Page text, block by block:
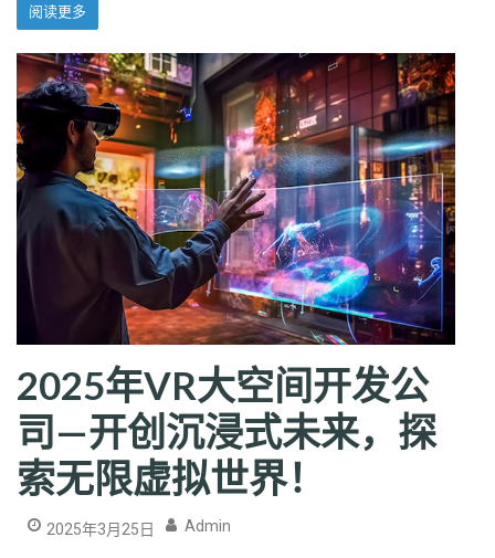
阅读更多
2025年VR大空间开发公
司—开创沉浸式未来，探
索无限虚拟世界！
2025年3月25日 Admin